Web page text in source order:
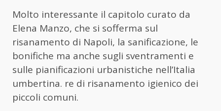
Molto interessante il capitolo curato da
Elena Manzo, che si sofferma sul
risanamento di Napoli, la sanificazione, le
bonifiche ma anche sugli sventramenti e
sulle pianificazioni urbanistiche nell’Italia
umbertina. re di risanamento igienico dei
piccoli comuni.